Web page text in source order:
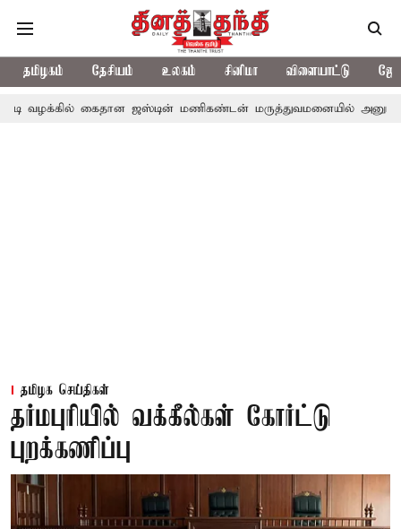
தமிழகம் தேசியம் உலகம் சினிமா விளையாட்டு
கைதான ஜஸ்டின் மணிகண்டன் மருத்துவமனையில் அனுமதி
தமிழக செய்திகள்
தர்மபுரியில் வக்கீல்கள் கோர்ட்டு
புறக்கணிப்பு